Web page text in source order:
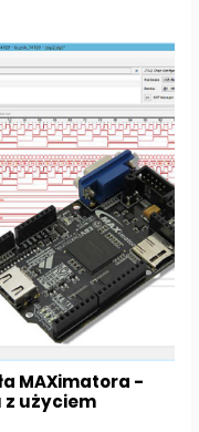
MAXimatora -
użyciem